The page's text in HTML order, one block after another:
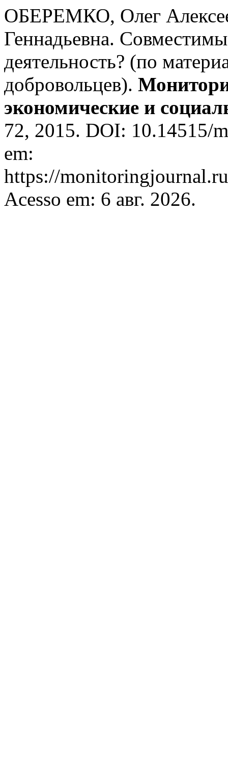
ОБЕРЕМКО, Олег
Геннадьевна.
деятельность? (по
добровольцев).
экономические и
72, 2015. DOI: 10.14515/
em:
https://
Acesso em: 6 авг. 2026.